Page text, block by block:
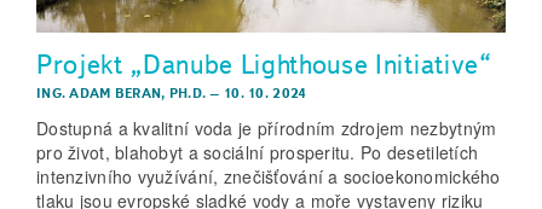
Projekt „Danube Lighthouse Initiative“
ING. ADAM BERAN, PH.D. – 10. 10. 2024
Dostupná a kvalitní voda je přírodním zdrojem nezbytným
pro život, blahobyt a sociální prosperitu. Po desetiletích
intenzivního využívání, znečišťování a socioekonomického
tlaku jsou evropské sladké vody a moře vystaveny riziku